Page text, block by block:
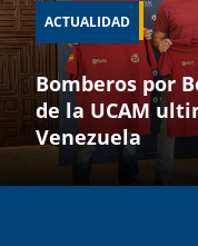
ACTUALIDAD
Bomberos por
de la UCAM
Venezuela